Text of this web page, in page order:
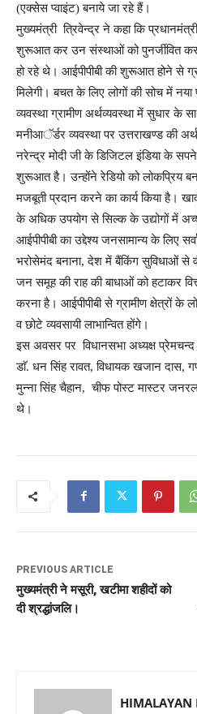
(एक्सेस प्वाइंट) बनाये जा रहे हैं।
मुख्यमंत्री त्रिवेन्द्र ने कहा कि
शुरूआत कर उन संस्थाओं को पुनर्जीवित
हो रहे थे। आईपीपीबी की शुरूआत होने से
मिलेगी। बचत के लिए लोगों की सोच में नया
व्यवस्था ग्रामीण अर्थव्यवस्था में सुधार के
मनीआॅर्डर व्यवस्था पर उत्तराखण्ड की
नरेन्द्र मोदी जी के डिजिटल इंडिया के
शुरूआत है। उन्होंने रेडियो को लोकप्रिय
मजबूती प्रदान करने का कार्य किया है।
के अधिक उपयोग से सिल्क के उद्योगों में
आईपीपीबी का उद्देश्य जनसामान्य के लिए
भरोसेमंद बनाना, देश में बैंकिंग सुविधाओं से
जन समूह की राह की बाधाओं को हटाकर
करना है। आईपीपीबी से ग्रामीण क्षेत्रों के
व छोटे व्यवसायी लाभान्वित होंगे।
इस अवसर पर विधानसभा अध्यक्ष प्रेमचन्द
डाॅ. धन सिंह रावत, विधायक खजान दास,
मुन्ना सिंह चैहान, चीफ पोस्ट मास्टर
थे।
PREVIOUS ARTICLE
मुख्यमंत्री ने मसूरी, खटीमा शहीदों को
दी श्रद्धांजलि।
HIMALAYAN